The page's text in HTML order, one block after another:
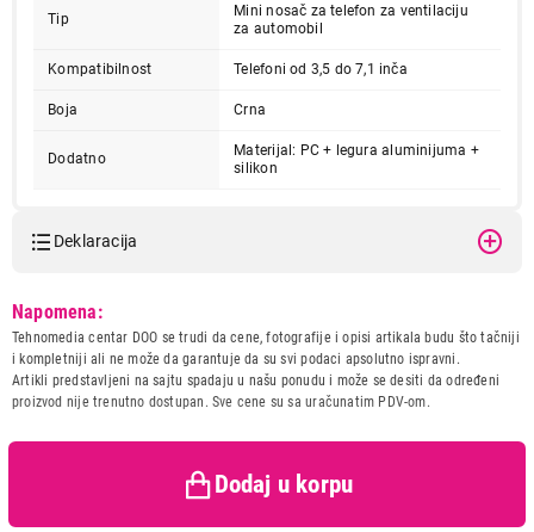
Tip
Mini nosač za telefon za ventilaciju
za automobil
Kompatibilnost Telefoni od 3,5 do 7,1 inča
Boja Crna
Dodatno
Materijal: PC + legura aluminijuma +
silikon
Deklaracija
Naziv i vrsta robe:
OPREMA ZA MOBILNI
TELEFON
Uvoznik:
Velteh Pro doo
kupaca po osnovu zakona o
zaštiti potrošača
Napomena:
Tehnomedia centar DOO se trudi da cene, fotografije i opisi artikala budu što tačniji
i kompletniji ali ne može da garantuje da su svi podaci apsolutno ispravni.
Artikli predstavljeni na sajtu spadaju u našu ponudu i može se desiti da određeni
proizvod nije trenutno dostupan. Sve cene su sa uračunatim PDV-om.
Dodaj u korpu